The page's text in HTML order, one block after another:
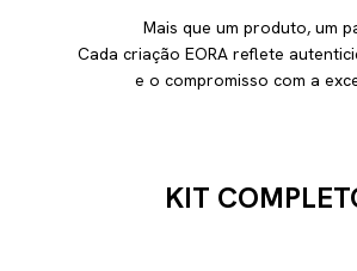
Mais que um produto, um
Cada criação EORA reflete
e o compromisso com a
KIT